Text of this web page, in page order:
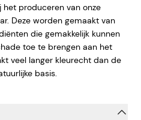
produceren van onze
Deze worden gemaakt van
die gemakkelijk kunnen
toe te brengen aan het
veel langer kleurecht dan de
basis.